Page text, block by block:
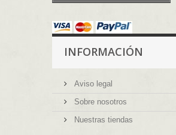
INFORMACIÓN
Aviso legal
Sobre nosotros
Nuestras tiendas